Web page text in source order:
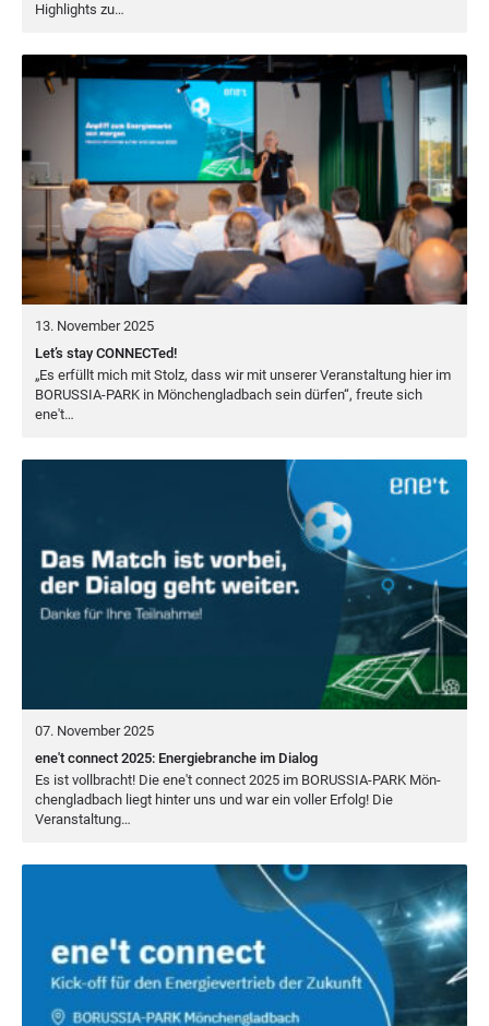
High­lights zu…
13. November 2025
Let’s stay CONNECTed!
„Es erfüllt mich mit Stolz, dass wir mit unse­rer Ver­an­stal­tung hier im
BORUS­SIA-PARK in Mön­chen­glad­bach sein dür­fen“, freu­te sich
ene't…
07. November 2025
ene't connect 2025: Energiebranche im Dialog
Es ist voll­bracht! Die ene't con­nect 2025 im BORUS­SIA-PARK Mön­
chen­glad­bach liegt hin­ter uns und war ein vol­ler Erfolg! Die
Veranstaltung…